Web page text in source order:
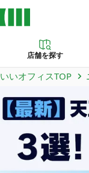
店舗を探す
お問い合わせ
よくあるご質問
法人での利用
いいオフィスTOP